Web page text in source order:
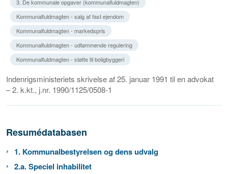
3. De kommunale opgaver (kommunalfuldmagten)
Kommunalfuldmagten - salg af fast ejendom
Kommunalfuldmagten - markedspris
Kommunalfuldmagten - udtømmende regulering
Kommunalfuldmagten - støtte til boligbyggeri
Indenrigsministeriets skrivelse af 25. januar 1991 til en advokat
– 2. k.kt., j.nr. 1990/1125/0508-1
Resumédatabasen
1. Kommunalbestyrelsen og dens udvalg
2.a. Speciel inhabilitet